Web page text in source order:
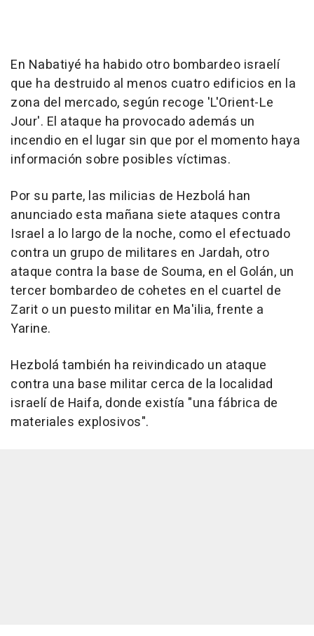
En Nabatiyé ha habido otro bombardeo israelí
que ha destruido al menos cuatro edificios en la
zona del mercado, según recoge 'L'Orient-Le
Jour'. El ataque ha provocado además un
incendio en el lugar sin que por el momento haya
información sobre posibles víctimas.
Por su parte, las milicias de Hezbolá han
anunciado esta mañana siete ataques contra
Israel a lo largo de la noche, como el efectuado
contra un grupo de militares en Jardah, otro
ataque contra la base de Souma, en el Golán, un
tercer bombardeo de cohetes en el cuartel de
Zarit o un puesto militar en Ma'ilia, frente a
Yarine.
Hezbolá también ha reivindicado un ataque
contra una base militar cerca de la localidad
israelí de Haifa, donde existía "una fábrica de
materiales explosivos".